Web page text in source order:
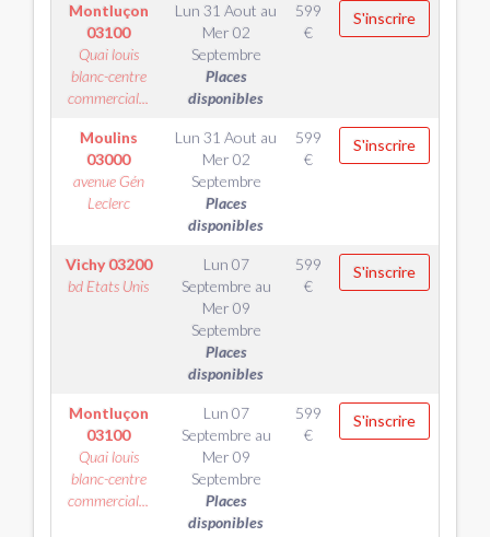
Montluçon
03100
Quai louis
blanc-centre
commercial...
Lun 31 Aout au
Mer 02
Septembre
Places
disponibles
599
€
S'inscrire
Moulins
03000
avenue Gén
Leclerc
Lun 31 Aout au
Mer 02
Septembre
Places
disponibles
599
€
S'inscrire
Vichy03200
bd Etats Unis
Lun 07
Septembre au
Mer 09
Septembre
Places
disponibles
599
€
S'inscrire
Montluçon
03100
Quai louis
blanc-centre
commercial...
Lun 07
Septembre au
Mer 09
Septembre
Places
disponibles
599
€
S'inscrire